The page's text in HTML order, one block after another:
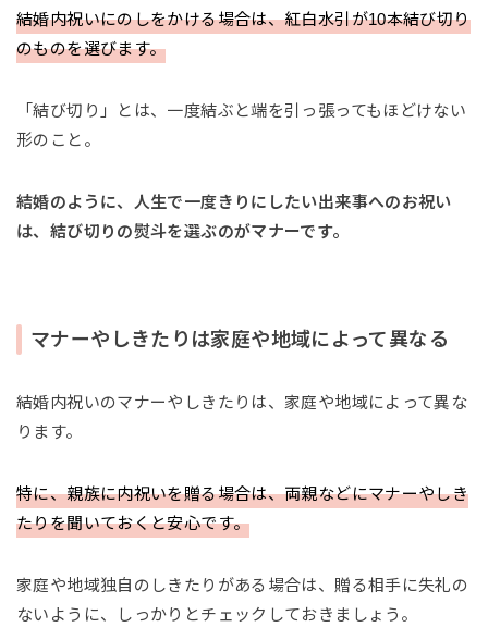
結婚内祝いにのしをかける場合は、紅白水引が10本結び切り
のものを選びます。
「結び切り」とは、一度結ぶと端を引っ張ってもほどけない
形のこと。
結婚のように、人生で一度きりにしたい出来事へのお祝い
は、結び切りの熨斗を選ぶのがマナーです。
マナーやしきたりは家庭や地域によって異なる
結婚内祝いのマナーやしきたりは、家庭や地域によって異な
ります。
特に、親族に内祝いを贈る場合は、両親などにマナーやしき
たりを聞いておくと安心です。
家庭や地域独自のしきたりがある場合は、贈る相手に失礼の
ないように、しっかりとチェックしておきましょう。